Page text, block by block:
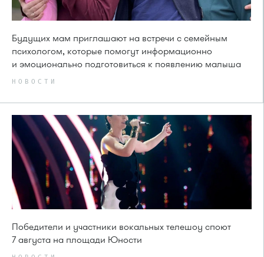
Будущих мам приглашают на встречи с семейным
психологом, которые помогут информационно
и эмоционально подготовиться к появлению малыша
НОВОСТИ
Победители и участники вокальных телешоу споют
7 августа на площади Юности